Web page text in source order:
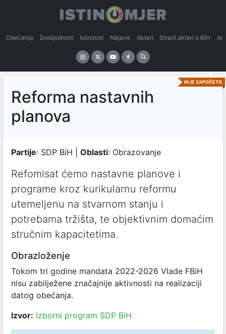
Obećanja Dosljednost Istinitost Najave Akteri Strani akteri o BiH
NIJE ZAPOČETO
Reforma nastavnih
planova
Partije: SDP BiH | Oblasti: Obrazovanje
Refomisat ćemo nastavne planove i
programe kroz kurikularnu reformu
utemeljenu na stvarnom stanju i
potrebama tržišta, te objektivnim domaćim
stručnim kapacitetima.
Obrazloženje
Tokom tri godine mandata 2022-2026 Vlade FBiH
nisu zabilježene značajnije aktivnosti na realizaciji
datog obećanja.
Izvor: Izborni program SDP BiH